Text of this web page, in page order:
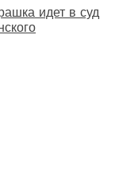
идет в суд